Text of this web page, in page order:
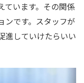
ています。その関係
ンです。スタッフが
進していけたらいい